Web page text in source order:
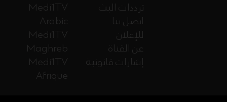
Medi1TV
Arabic
Medi1TV
Maghreb
Medi1TV
Afrique
ترددات البث
اتصل بنا
للإعلان
عن القناة
إشارات قانونية